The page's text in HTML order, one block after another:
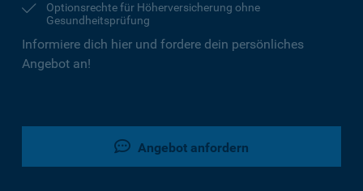
Optionsrechte für Höherversicherung ohne
Gesundheitsprüfung
Informiere dich hier und fordere dein persönliches
Angebot an!
Angebot anfordern